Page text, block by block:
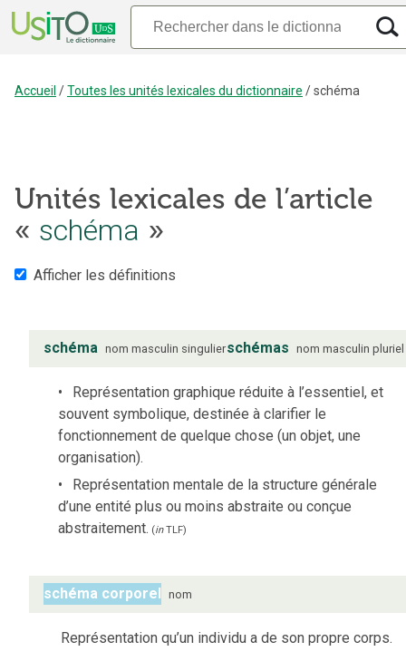
Accueil /Toutes les unités lexicales du dictionnaire /schéma
Unités lexicales de l’article
« schéma »
Afficher les définitions
schéma nom masculin singulierschémas nom masculin pluriel
Représentation graphique réduite à l’essentiel, et
souvent symbolique, destinée à clarifier le
fonctionnement de quelque chose (un objet, une
organisation).
Représentation mentale de la structure générale
d’une entité plus ou moins abstraite ou conçue
abstraitement. (inTLF)
schéma corporel nom
Représentation qu’un individu a de son propre corps.